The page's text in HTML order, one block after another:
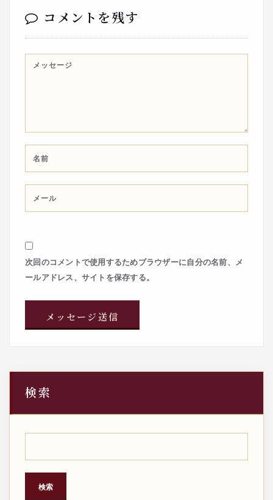
コメントを残す
次回のコメントで使用するためブラウザーに自分の名前、メ
ールアドレス、サイトを保存する。
検索
検索